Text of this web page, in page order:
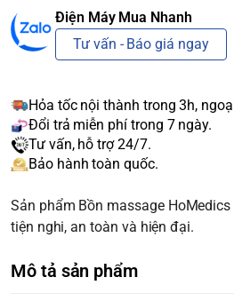
Điện Máy Mua Nhanh
Tư vấn - Báo giá ngay
Hỏa tốc nội thành trong 3h,
Đổi trả miễn phí trong 7 ngày.
Tư vấn, hỗ trợ 24/7.
Bảo hành toàn quốc.
Sản phẩm Bồn massage
tiện nghi, an toàn và hiện đại.
Mô tả sản phẩm